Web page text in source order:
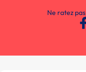
Ne ratez